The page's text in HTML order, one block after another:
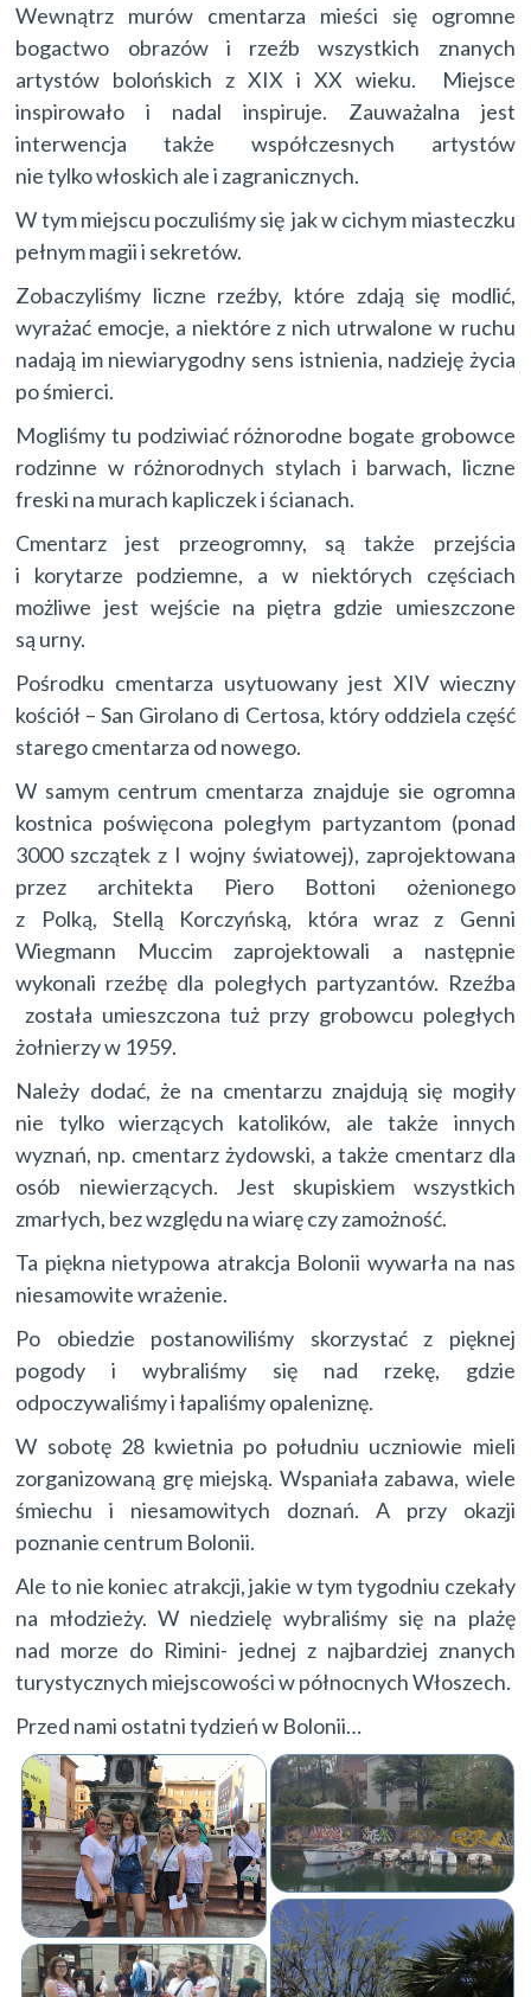
Wewnątrz murów cmentarza mieści się ogromne
bogactwo obrazów i rzeźb wszystkich znanych
artystów bolońskich z XIX i XX wieku. Miejsce
inspirowało i nadal inspiruje. Zauważalna jest
interwencja także współczesnych artystów
nie tylko włoskich ale i zagranicznych.
W tym miejscu poczuliśmy się jak w cichym miasteczku
pełnym magii i sekretów.
Zobaczyliśmy liczne rzeźby, które zdają się modlić,
wyrażać emocje, a niektóre z nich utrwalone w ruchu
nadają im niewiarygodny sens istnienia, nadzieję życia
po śmierci.
Mogliśmy tu podziwiać różnorodne bogate grobowce
rodzinne w różnorodnych stylach i barwach, liczne
freski na murach kapliczek i ścianach.
Cmentarz jest przeogromny, są także przejścia
i korytarze podziemne, a w niektórych częściach
możliwe jest wejście na piętra gdzie umieszczone
są urny.
Pośrodku cmentarza usytuowany jest XIV wieczny
kościół – San Girolano di Certosa, który oddziela część
starego cmentarza od nowego.
W samym centrum cmentarza znajduje sie ogromna
kostnica poświęcona poległym partyzantom (ponad
3000 szczątek z I wojny światowej), zaprojektowana
przez architekta Piero Bottoni ożenionego
z Polką, Stellą Korczyńską, która wraz z Genni
Wiegmann Muccim zaprojektowali a następnie
wykonali rzeźbę dla poległych partyzantów. Rzeźba
została umieszczona tuż przy grobowcu poległych
żołnierzy w 1959.
Należy dodać, że na cmentarzu znajdują się mogiły
nie tylko wierzących katolików, ale także innych
wyznań, np. cmentarz żydowski, a także cmentarz dla
osób niewierzących. Jest skupiskiem wszystkich
zmarłych, bez względu na wiarę czy zamożność.
Ta piękna nietypowa atrakcja Bolonii wywarła na nas
niesamowite wrażenie.
Po obiedzie postanowiliśmy skorzystać z pięknej
pogody i wybraliśmy się nad rzekę, gdzie
odpoczywaliśmy i łapaliśmy opaleniznę.
W sobotę 28 kwietnia po południu uczniowie mieli
zorganizowaną grę miejską. Wspaniała zabawa, wiele
śmiechu i niesamowitych doznań. A przy okazji
poznanie centrum Bolonii.
Ale to nie koniec atrakcji, jakie w tym tygodniu czekały
na młodzieży. W niedzielę wybraliśmy się na plażę
nad morze do Rimini- jednej z najbardziej znanych
turystycznych miejscowości w północnych Włoszech.
Przed nami ostatni tydzień w Bolonii…